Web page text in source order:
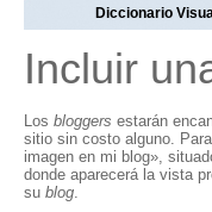
Diccionario
Incluir
Los bloggers estarán
sitio sin costo alguno.
imagen en mi blog»,
donde aparecerá la vista
su blog.